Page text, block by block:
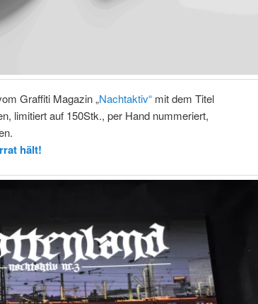
Graffiti Magazin „Nachtaktiv“ mit dem Titel
limitiert auf 150Stk., per Hand nummeriert,
hält!